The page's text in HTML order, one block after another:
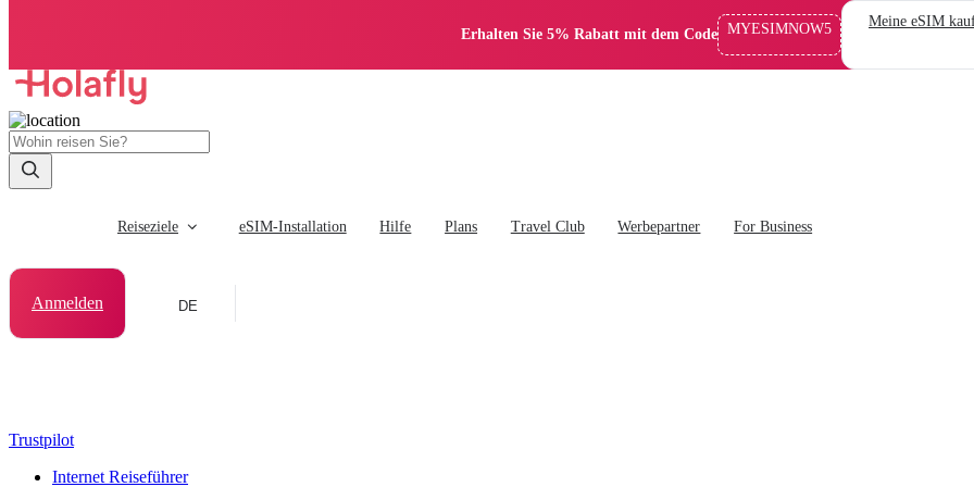
Erhalten Sie 5% Rabatt mit dem Code MYESIMNOW5 Meine eSIM
Reiseziele eSIM-Installation Hilfe Plans Travel Club Werbepartner For Business
Anmelden DE
Trustpilot
Internet Reiseführer